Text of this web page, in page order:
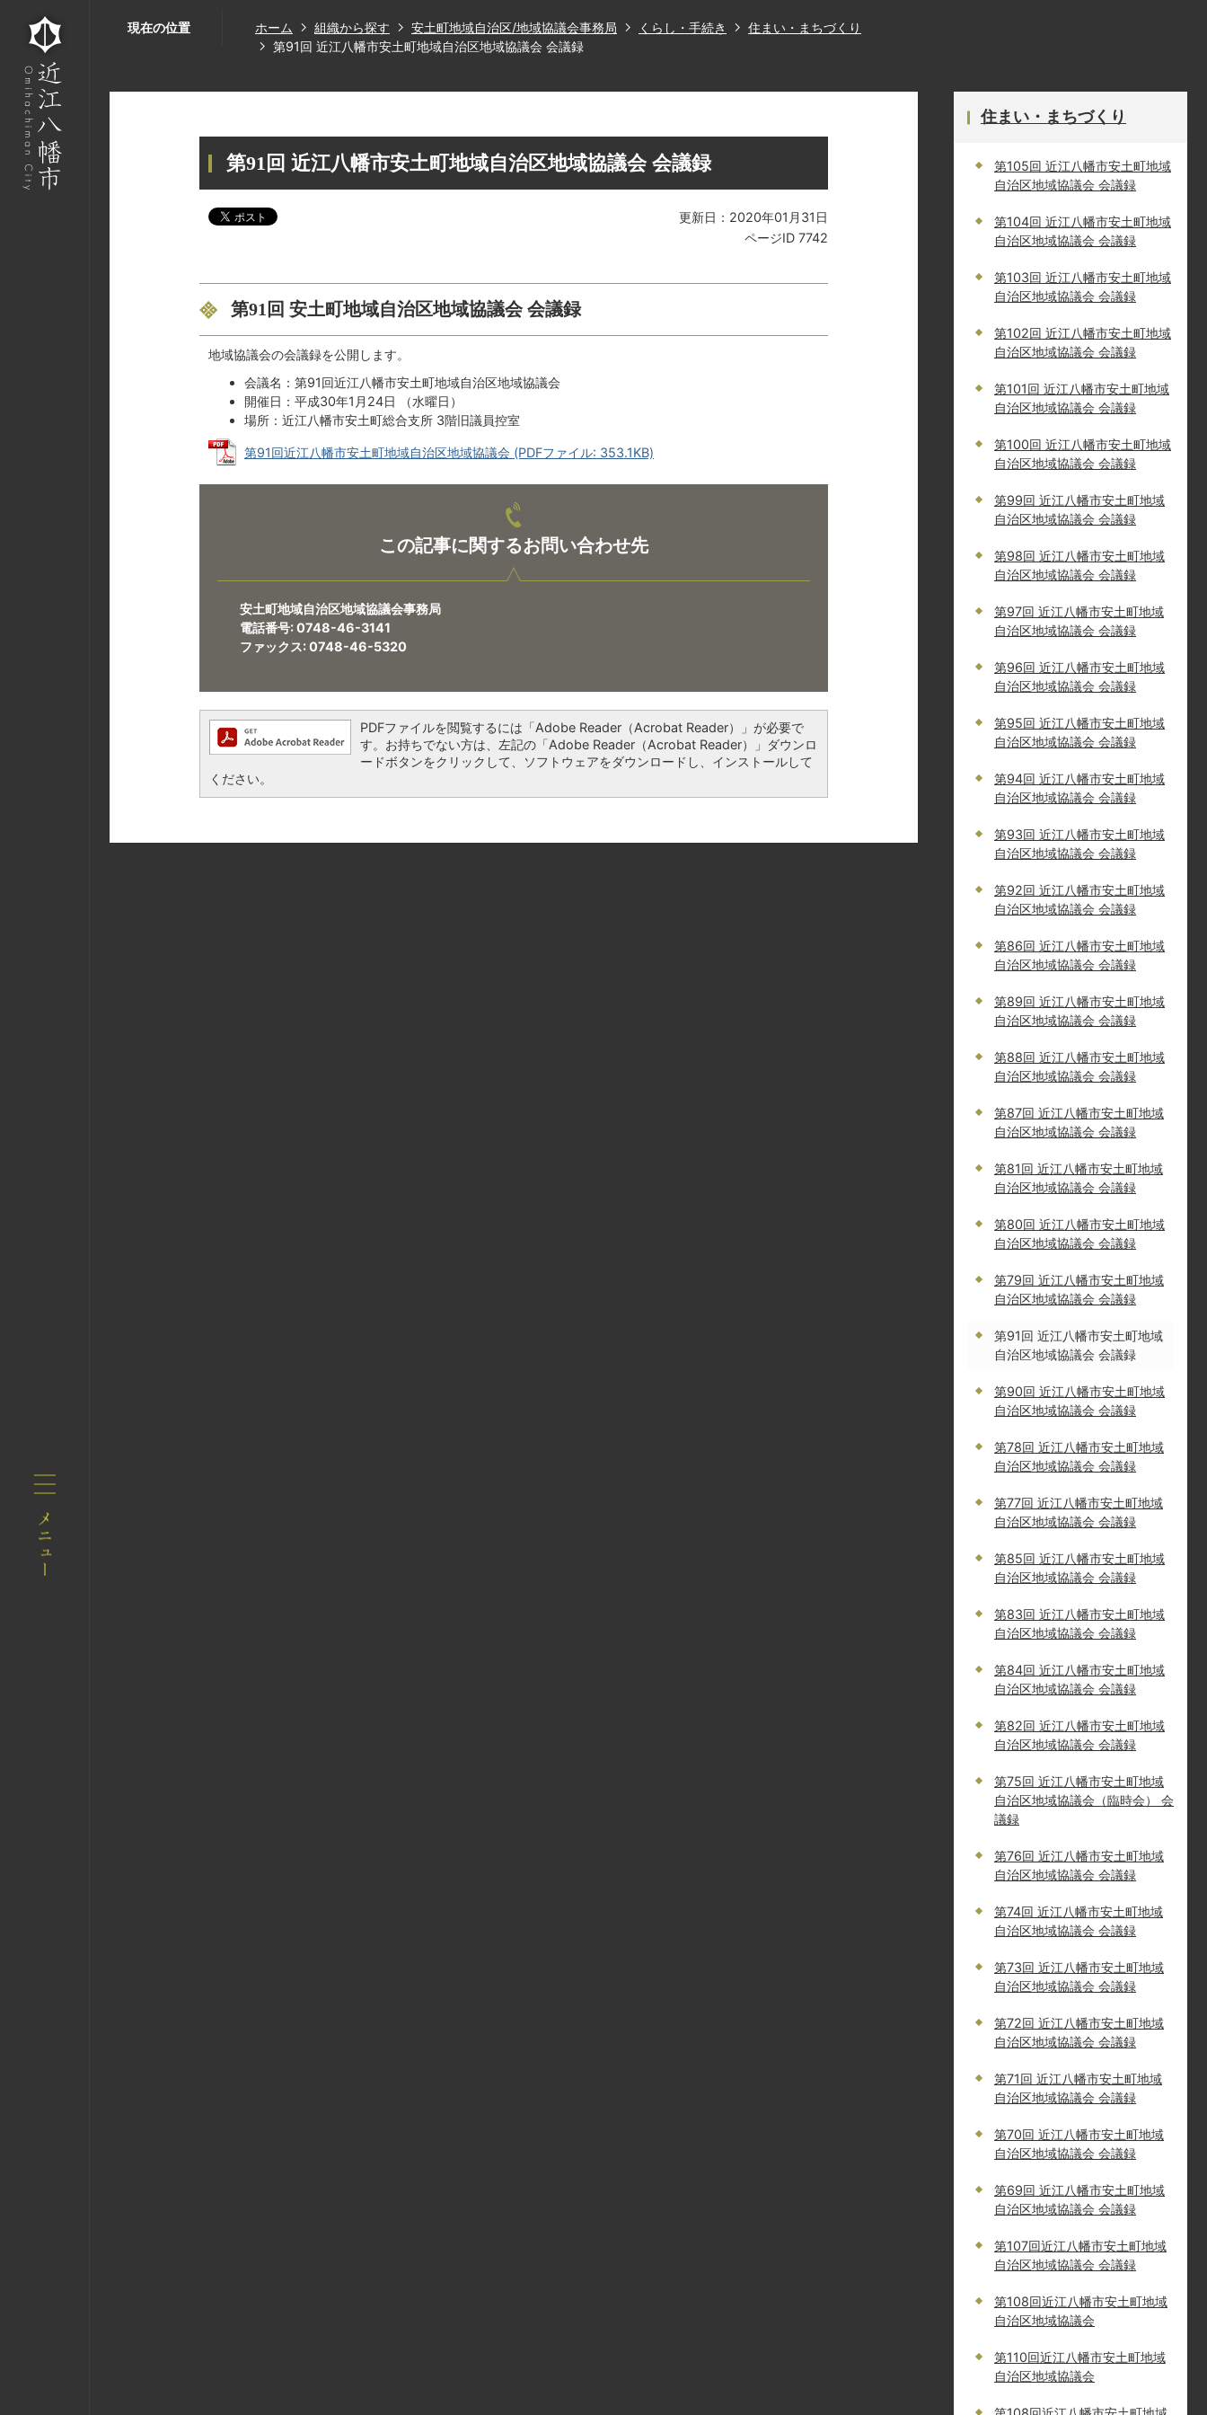
現在の位置 ホーム 組織から探す 安土町地域自治区/地域協議会事務局 くらし・手続き
住まい・まちづくり
第91回 近江八幡市安土町地域自治区地域協議会 会議録
第91回 近江八幡市安土町地域自治区地域協議会 会議録
更新日：2020年01月31日
ページID 7742
第91回 安土町地域自治区地域協議会 会議録
地域協議会の会議録を公開します。
会議名：第91回近江八幡市安土町地域自治区地域協議会
開催日：平成30年1月24日 （水曜日）
場所：近江八幡市安土町総合支所 3階旧議員控室
第91回近江八幡市安土町地域自治区地域協議会 (PDFファイル: 353.1KB)
この記事に関するお問い合わせ先
安土町地域自治区地域協議会事務局
電話番号: 0748-46-3141
ファックス: 0748-46-5320
PDFファイルを閲覧するには「Adobe Reader（Acrobat Reader）」が必要で
す。お持ちでない方は、左記の「Adobe Reader（Acrobat Reader）」ダウンロ
ードボタンをクリックして、ソフトウェアをダウンロードし、インストールして
ください。
住まい・まちづくり
第105回 近江八幡市安土町地域
自治区地域協議会 会議録
第104回 近江八幡市安土町地域
自治区地域協議会 会議録
第103回 近江八幡市安土町地域
自治区地域協議会 会議録
第102回 近江八幡市安土町地域
自治区地域協議会 会議録
第101回 近江八幡市安土町地域
自治区地域協議会 会議録
第100回 近江八幡市安土町地域
自治区地域協議会 会議録
第99回 近江八幡市安土町地域
自治区地域協議会 会議録
第98回 近江八幡市安土町地域
自治区地域協議会 会議録
第97回 近江八幡市安土町地域
自治区地域協議会 会議録
第96回 近江八幡市安土町地域
自治区地域協議会 会議録
第95回 近江八幡市安土町地域
自治区地域協議会 会議録
第94回 近江八幡市安土町地域
自治区地域協議会 会議録
第93回 近江八幡市安土町地域
自治区地域協議会 会議録
第92回 近江八幡市安土町地域
自治区地域協議会 会議録
第86回 近江八幡市安土町地域
自治区地域協議会 会議録
第89回 近江八幡市安土町地域
自治区地域協議会 会議録
第88回 近江八幡市安土町地域
自治区地域協議会 会議録
第87回 近江八幡市安土町地域
自治区地域協議会 会議録
第81回 近江八幡市安土町地域
自治区地域協議会 会議録
第80回 近江八幡市安土町地域
自治区地域協議会 会議録
第79回 近江八幡市安土町地域
自治区地域協議会 会議録
第91回 近江八幡市安土町地域
自治区地域協議会 会議録
第90回 近江八幡市安土町地域
自治区地域協議会 会議録
第78回 近江八幡市安土町地域
自治区地域協議会 会議録
第77回 近江八幡市安土町地域
自治区地域協議会 会議録
第85回 近江八幡市安土町地域
自治区地域協議会 会議録
第83回 近江八幡市安土町地域
自治区地域協議会 会議録
第84回 近江八幡市安土町地域
自治区地域協議会 会議録
第82回 近江八幡市安土町地域
自治区地域協議会 会議録
第75回 近江八幡市安土町地域
自治区地域協議会（臨時会） 会
議録
第76回 近江八幡市安土町地域
自治区地域協議会 会議録
第74回 近江八幡市安土町地域
自治区地域協議会 会議録
第73回 近江八幡市安土町地域
自治区地域協議会 会議録
第72回 近江八幡市安土町地域
自治区地域協議会 会議録
第71回 近江八幡市安土町地域
自治区地域協議会 会議録
第70回 近江八幡市安土町地域
自治区地域協議会 会議録
第69回 近江八幡市安土町地域
自治区地域協議会 会議録
第107回近江八幡市安土町地域
自治区地域協議会 会議録
第108回近江八幡市安土町地域
自治区地域協議会
第110回近江八幡市安土町地域
自治区地域協議会